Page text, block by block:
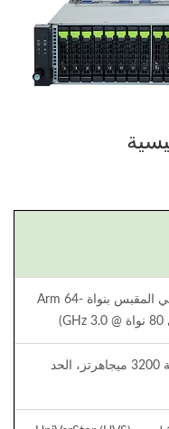
معالج Ampere® Altra® ثنائي المقبس بنواة Arm 64-
256 جيجابايت DDR4 بسرعة 3200 ميجاهرتز، الحد